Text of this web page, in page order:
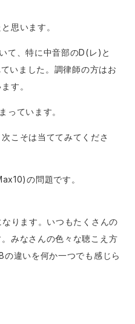
思います。
て、特に中音部のD(レ)と
いました。調律師の方はお
す。
っています。
こそは当ててみてくださ
の問題です。
ります。いつもたくさんの
みなさんの色々な聴こえ方
違いを何か一つでも感じら